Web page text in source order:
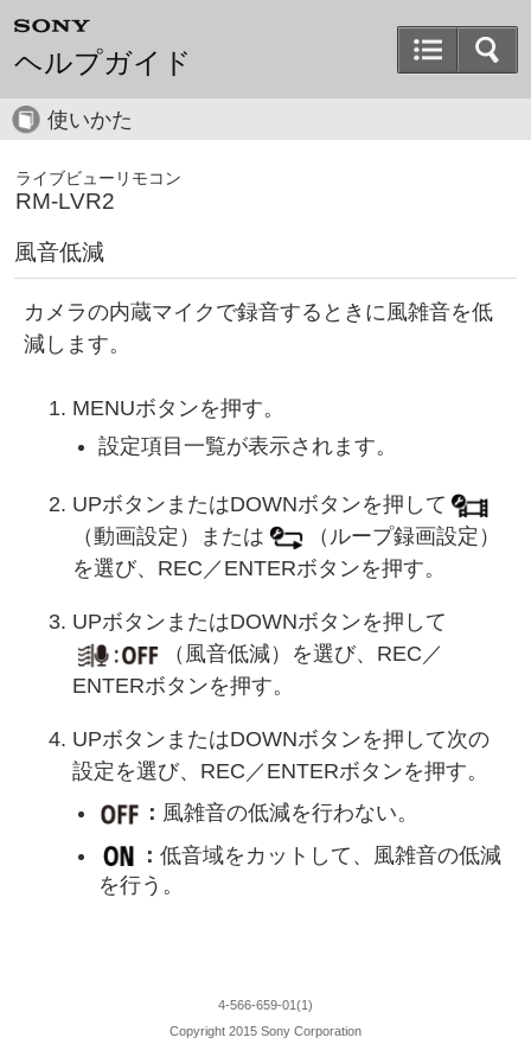
ヘルプガイド
使いかた
ライブビューリモコン
RM-LVR2
風音低減
カメラの内蔵マイクで録音するときに風雑音を低
減します。
MENUボタンを押す。
設定項目一覧が表示されます。
UPボタンまたはDOWNボタンを押して
（動画設定）または
（ループ録画設定）
を選び、REC／ENTERボタンを押す。
UPボタンまたはDOWNボタンを押して
（風音低減）を選び、REC／
ENTERボタンを押す。
UPボタンまたはDOWNボタンを押して次の
設定を選び、REC／ENTERボタンを押す。
： 風雑音の低減を行わない。
：低音域をカットして、風雑音の低減
を行う。
4-566-659-01(1)
Copyright 2015 Sony Corporation